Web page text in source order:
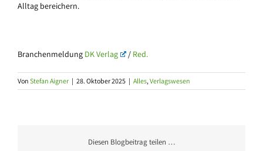
Alltag bereichern.
Branchenmeldung DK Verlag / Red.
Von Stefan Aigner | 28. Oktober 2025 | Alles,Verlagswesen
Diesen Blogbeitrag teilen …